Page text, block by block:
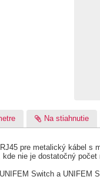
Na stiahnutie
pre metalický kábel
nie je dostatočný
Switch a UNIFEM